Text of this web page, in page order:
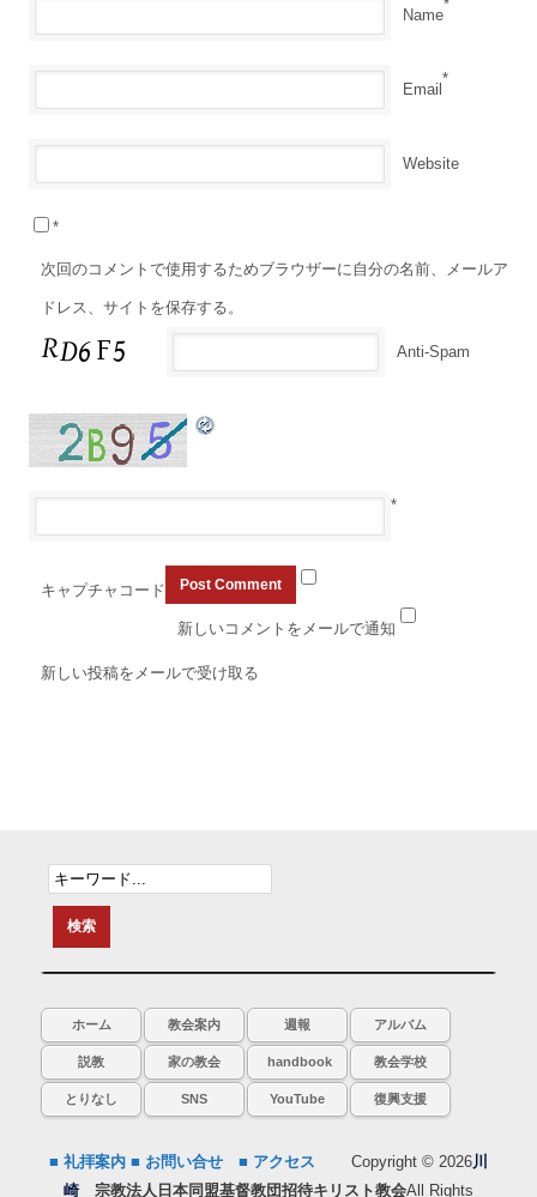
Name
*
Email
*
Website
次回のコメントで使用するためブラウザーに自分の名前、メールア
ドレス、サイトを保存する。
Anti-Spam
*
キャプチャコード
*
新しいコメントをメールで通知
新しい投稿をメールで受け取る
ホーム 教会案内 週報 アルバム
説教 家の教会 handbook 教会学校
とりなし SNS YouTube 復興支援
■ 礼拝案内 ■ お問い合せ ■ アクセス Copyright © 2026川
崎
宗教法人日本同盟基督教団招待キリスト教会All Rights